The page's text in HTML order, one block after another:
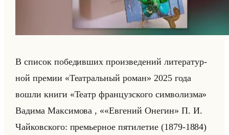
В спи­сок по­бе­див­ших про­из­ве­де­ний ли­те­ра­тур­
ной пре­мии «Театральный роман» 2025 года
вошли книги «Театр французского символизма»
Ва­ди­ма Мак­си­мо­ва , ««Евгений Онегин» П. И.
Чайков­ско­го: пре­мьер­ное пя­ти­ле­тие (1879-1884)